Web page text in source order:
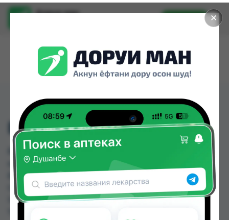
✕
Доруи ман
Установить
ВИЛДАРА 50 МГ № 30
ВИЛДАРА 50 МГ № 30 можно купить или
заказать в аптеках, Аптека Вита, Дорухона
Бародарон, Дорухона Сафина, Дусти Фарма,
Самсон фарм, Эколайф по цене от 92.00 TJS до
111.00 TJS в Душанбе и других городах